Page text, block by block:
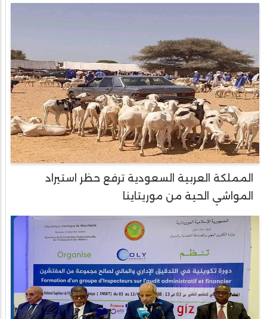
المملكة العربية السعودية ترفع حظر استيراد
المواشي الحية من موريتاينا